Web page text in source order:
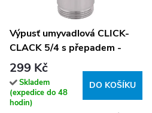
Výpusť umyvadlová CLICK-
CLACK 5/4 s přepadem -
CC6829, chrom
299 Kč
Skladem
(expedice do 48
hodin)
DO KOŠÍKU